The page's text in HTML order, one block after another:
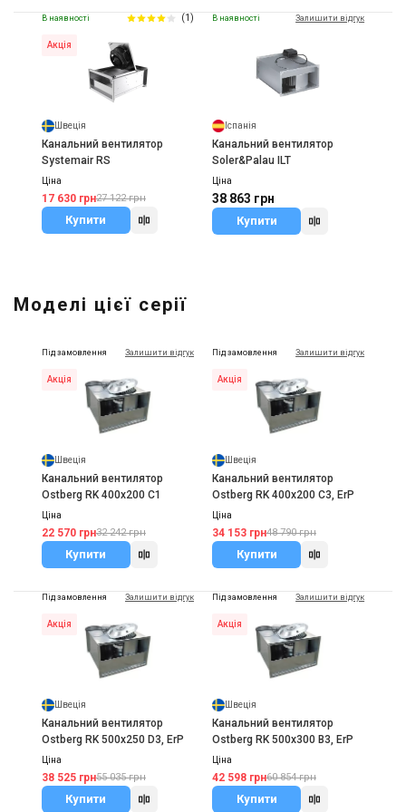
В наявності (1)
Акція
Швеція
Канальний вентилятор
Systemair RS
Ціна
17 630 грн27 122 грн
Купити
В наявності Залишити відгук
Іспанія
Канальний вентилятор
Soler&Palau ILT
Ціна
38 863 грн
Купити
Моделі цієї серії
Під замовлення Залишити відгук
Акція
Швеція
Канальний вентилятор
Ostberg RK 400x200 C1
Ціна
22 570 грн32 242 грн
Купити
Під замовлення Залишити відгук
Акція
Швеція
Канальний вентилятор
Ostberg RK 400x200 C3, ErP
Ціна
34 153 грн48 790 грн
Купити
Під замовлення Залишити відгук
Акція
Швеція
Канальний вентилятор
Ostberg RK 500x250 D3, ErP
Ціна
38 525 грн55 035 грн
Купити
Під замовлення Залишити відгук
Акція
Швеція
Канальний вентилятор
Ostberg RK 500x300 B3, ErP
Ціна
42 598 грн60 854 грн
Купити